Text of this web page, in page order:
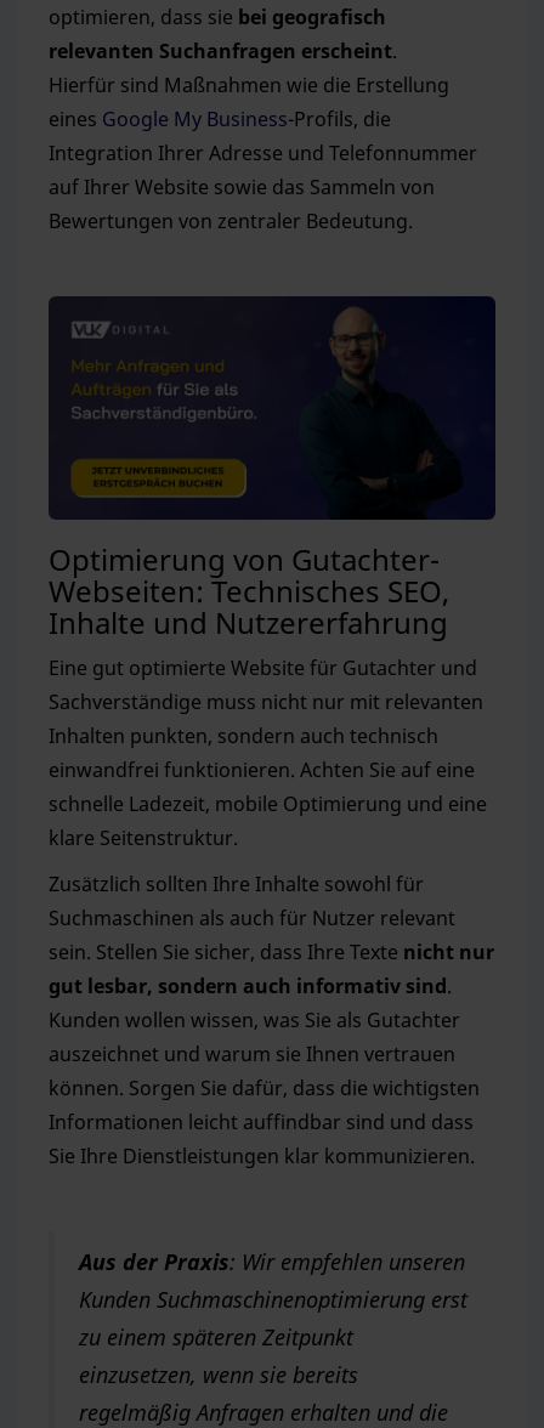
optimieren, dass sie bei geografisch
relevanten Suchanfragen erscheint.
Hierfür sind Maßnahmen wie die Erstellung
eines Google My Business-Profils, die
Integration Ihrer Adresse und Telefonnummer
auf Ihrer Website sowie das Sammeln von
Bewertungen von zentraler Bedeutung.
Optimierung von Gutachter-
Webseiten: Technisches SEO,
Inhalte und Nutzererfahrung
Eine gut optimierte Website für Gutachter und
Sachverständige muss nicht nur mit relevanten
Inhalten punkten, sondern auch technisch
einwandfrei funktionieren. Achten Sie auf eine
schnelle Ladezeit, mobile Optimierung und eine
klare Seitenstruktur.
Zusätzlich sollten Ihre Inhalte sowohl für
Suchmaschinen als auch für Nutzer relevant
sein. Stellen Sie sicher, dass Ihre Texte nicht nur
gut lesbar, sondern auch informativ sind.
Kunden wollen wissen, was Sie als Gutachter
auszeichnet und warum sie Ihnen vertrauen
können. Sorgen Sie dafür, dass die wichtigsten
Informationen leicht auffindbar sind und dass
Sie Ihre Dienstleistungen klar kommunizieren.
Aus der Praxis: Wir empfehlen unseren
Kunden Suchmaschinenoptimierung erst
zu einem späteren Zeitpunkt
einzusetzen, wenn sie bereits
regelmäßig Anfragen erhalten und die